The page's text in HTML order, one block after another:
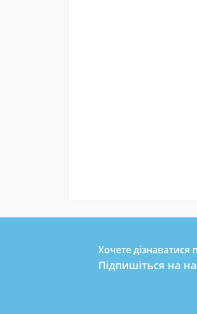
Хочете дізнаватися
Підпишіться на